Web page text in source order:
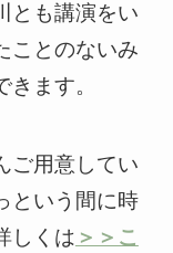
とも講演をい
ことのないみ
ます。
ご用意してい
という間に時
しくは ＞＞こ